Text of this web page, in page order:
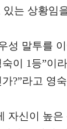
는 상황임
성 말투를
이 1등”이
?”라고 영
자신이 높